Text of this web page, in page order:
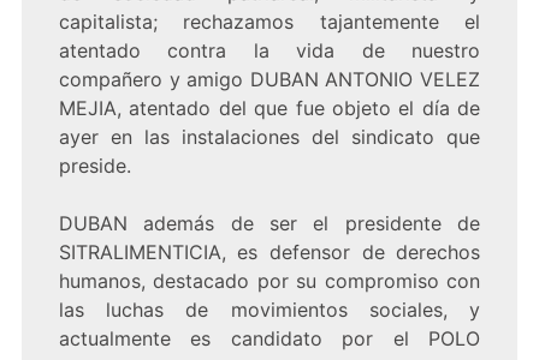
capitalista; rechazamos tajantemente el
atentado contra la vida de nuestro
compañero y amigo DUBAN ANTONIO VELEZ
MEJIA, atentado del que fue objeto el día de
ayer en las instalaciones del sindicato que
preside.
DUBAN además de ser el presidente de
SITRALIMENTICIA, es defensor de derechos
humanos, destacado por su compromiso con
las luchas de movimientos sociales, y
actualmente es candidato por el POLO